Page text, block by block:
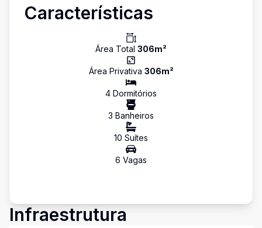
Características
Área Total 306m²
Área Privativa 306m²
4 Dormitórios
3 Banheiros
10 Suítes
6 Vagas
Infraestrutura